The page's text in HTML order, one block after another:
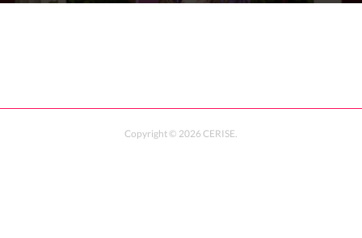
Copyright © 2026 CERISE.